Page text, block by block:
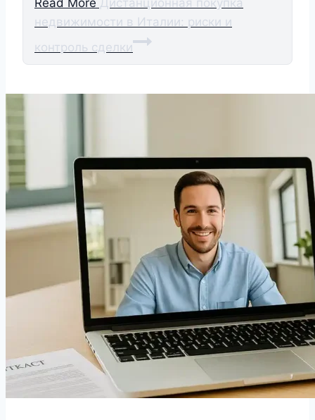
недвижимости в Италии: риски и
контроль сделки